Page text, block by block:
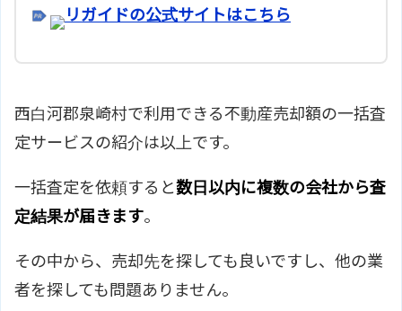
リガイドの公式サイトはこちら
西白河郡泉崎村で利用できる不動産売却額の一括査
定サービスの紹介は以上です。
一括査定を依頼すると数日以内に複数の会社から査
定結果が届きます。
その中から、売却先を探しても良いですし、他の業
者を探しても問題ありません。